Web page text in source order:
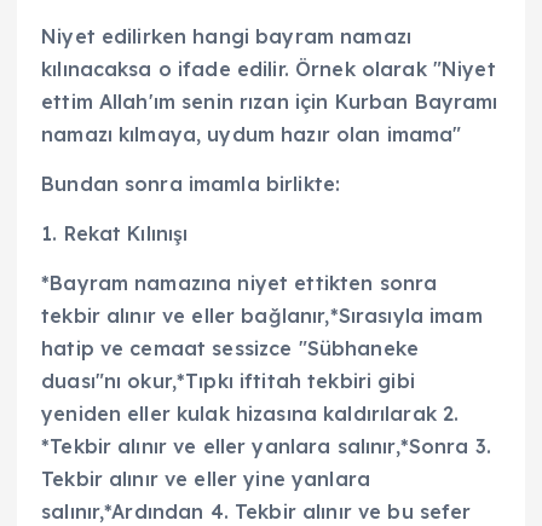
Niyet edilirken hangi bayram namazı
kılınacaksa o ifade edilir. Örnek olarak "Niyet
ettim Allah'ım senin rızan için Kurban Bayramı
namazı kılmaya, uydum hazır olan imama"
Bundan sonra imamla birlikte:
1. Rekat Kılınışı
*Bayram namazına niyet ettikten sonra
tekbir alınır ve eller bağlanır,*Sırasıyla imam
hatip ve cemaat sessizce "Sübhaneke
duası"nı okur,*Tıpkı iftitah tekbiri gibi
yeniden eller kulak hizasına kaldırılarak 2.
*Tekbir alınır ve eller yanlara salınır,*Sonra 3.
Tekbir alınır ve eller yine yanlara
salınır,*Ardından 4. Tekbir alınır ve bu sefer